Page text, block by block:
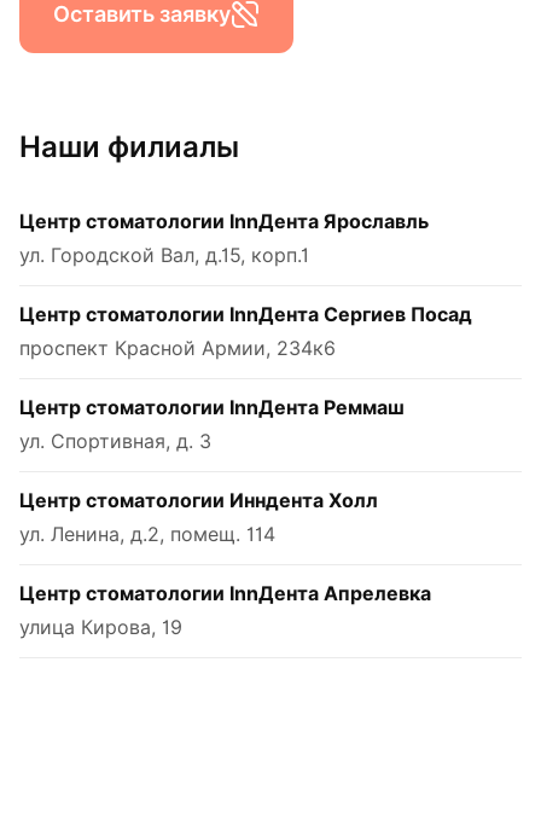
Оставить заявку
Наши филиалы
Центр стоматологии InnДента Ярославль
ул. Городской Вал, д.15, корп.1
Центр стоматологии InnДента Сергиев Посад
проспект Красной Армии, 234к6
Центр стоматологии InnДента Реммаш
ул. Спортивная, д. 3
Центр стоматологии Инндента Холл
ул. Ленина, д.2, помещ. 114
Центр стоматологии InnДента Апрелевка
улица Кирова, 19